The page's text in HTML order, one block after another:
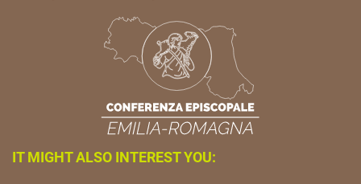
IT MIGHT ALSO INTEREST YOU: